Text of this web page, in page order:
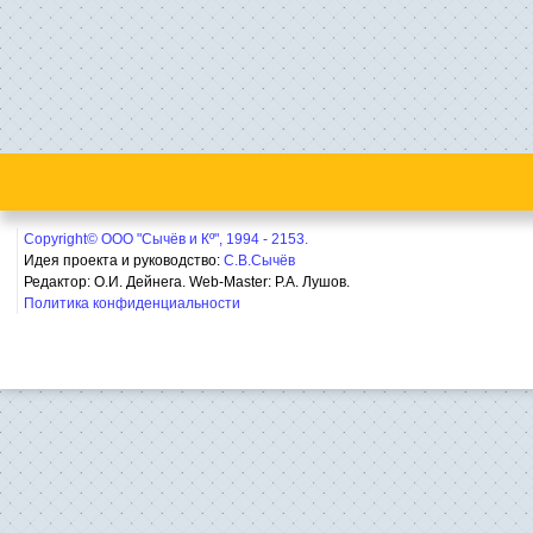
Copyright© ООО "Сычёв и Кº", 1994 - 2153.
Идея проекта и руководство: С.В.Сычёв
Редактор: О.И. Дейнега. Web-Master: Р.А. Лушов.
Политика конфиденциальности